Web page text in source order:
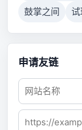
鼓掌之间
申请友链